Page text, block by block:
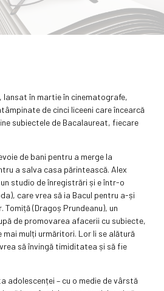
lansat în martie în cinematografe,
de cinci liceeni care încearcă
subiectele de Bacalaureat, fiecare
de bani pentru a merge la
a salva casa părintească. Alex
studio de înregistrări și e într-o
care vrea să ia Bacul pentru a-și
(Dragoș Prundeanu), un
de promovarea afacerii cu subiecte,
mulți urmăritori. Lor li se alătură
să învingă timiditatea și să fie
adolescenței – cu o medie de vârstă